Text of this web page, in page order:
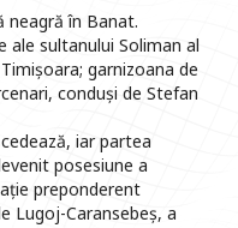
neagră în Banat.
sultanului Soliman al
garnizoana de
conduși de Stefan
iar partea
posesiune a
preponderent
Lugoj-Caransebeș, a